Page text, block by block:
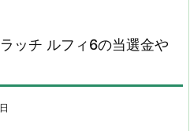
ッチ ルフィ6の当選金や